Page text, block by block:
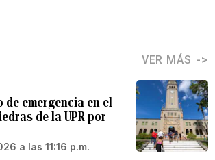
VER MÁS
emergencia en el
de la UPR por
a las 11:16 p.m.